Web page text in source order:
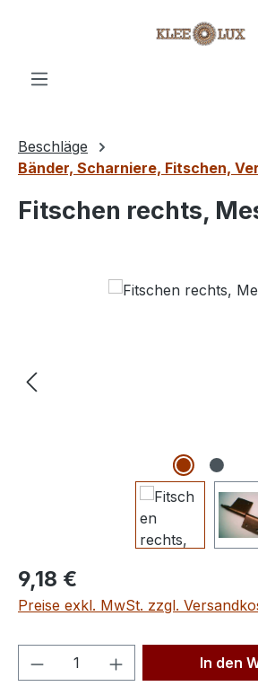
Beschläge
Bänder, Scharniere, Fitschen,
Fitschen rechts,
Regulärer Preis:
9,18 €
Preise exkl. MwSt. zzgl.
Produkt Anzahl: GibIn den